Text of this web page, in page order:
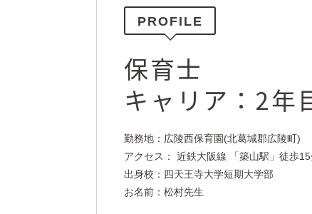
PROFILE
保育士
キャリア：2年
勤務地：広陵西保育園(北葛城郡広陵町)
アクセス： 近鉄大阪線 「築山駅」徒歩
出身校：四天王寺大学短期大学部
お名前：松村先生